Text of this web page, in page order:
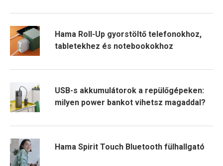
Hama Roll-Up gyorstöltő telefonokhoz,
tabletekhez és notebookokhoz
USB-s akkumulátorok a repülőgépeken:
milyen power bankot vihetsz magaddal?
Hama Spirit Touch Bluetooth fülhallgató